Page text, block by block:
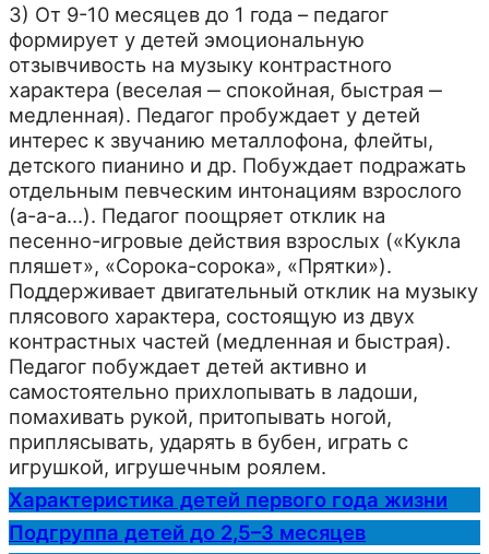
3) От 9-10 месяцев до 1 года – педагог
формирует у детей эмоциональную
отзывчивость на музыку контрастного
характера (веселая ‒ спокойная, быстрая ‒
медленная). Педагог пробуждает у детей
интерес к звучанию металлофона, флейты,
детского пианино и др. Побуждает подражать
отдельным певческим интонациям взрослого
(а-а-а…). Педагог поощряет отклик на
песенно-игровые действия взрослых («Кукла
пляшет», «Сорока-сорока», «Прятки»).
Поддерживает двигательный отклик на музыку
плясового характера, состоящую из двух
контрастных частей (медленная и быстрая).
Педагог побуждает детей активно и
самостоятельно прихлопывать в ладоши,
помахивать рукой, притопывать ногой,
приплясывать, ударять в бубен, играть с
игрушкой, игрушечным роялем.
Характеристика детей первого года жизни
Подгруппа детей до 2,5–3 месяцев